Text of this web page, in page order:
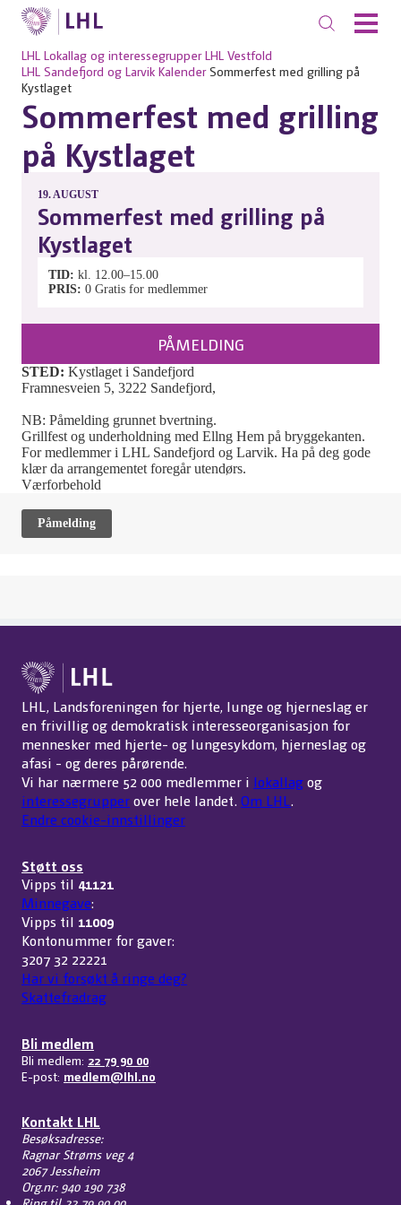
LHL Lokallag og interessegrupper LHL Vestfold
LHL Sandefjord og Larvik Kalender Sommerfest med grilling på
Kystlaget
Sommerfest med grilling
på Kystlaget
19.AUGUST
Sommerfest med grilling på
Kystlaget
TID kl. 12.00–15.00
PRIS 0 Gratis for medlemmer
PÅMELDING
STED: Kystlaget i Sandefjord
Framnesveien 5, 3222 Sandefjord,
NB: Påmelding grunnet bvertning.
Grillfest og underholdning med Ellng Hem på bryggekanten.
For medlemmer i LHL Sandefjord og Larvik. Ha på deg gode
klær da arrangementet foregår utendørs.
Værforbehold
Påmelding
LHL, Landsforeningen for hjerte, lunge og hjerneslag er
en frivillig og demokratisk interesseorganisasjon for
mennesker med hjerte- og lungesykdom, hjerneslag og
afasi - og deres pårørende.
Vi har nærmere 52 000 medlemmer i lokallagog
interessegrupperover hele landet. Om LHL.
Endre cookie-innstillinger
Støtt oss
Vipps til 41121
Minnegave:
Vipps til 11009
Kontonummer for gaver:
3207 32 22221
Har vi forsøkt å ringe deg?
Skattefradrag
Bli medlem
Bli medlem: 22 79 90 00
E-post: medlem@lhl.no
Kontakt LHL
Besøksadresse:
Ragnar Strøms veg 4
2067 Jessheim
Org.nr: 940 190 738